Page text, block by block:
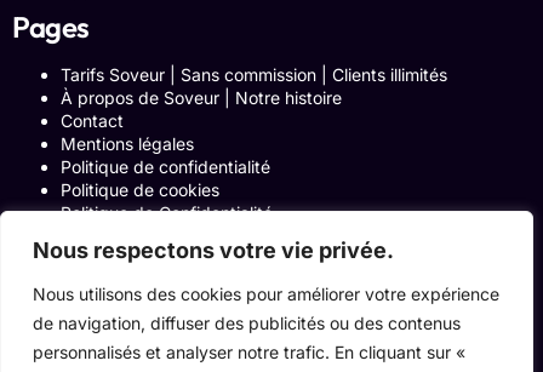
Nous respectons votre vie privée.
Nous utilisons des cookies pour améliorer votre expérience
de navigation, diffuser des publicités ou des contenus
personnalisés et analyser notre trafic. En cliquant sur «
Pages
Tarifs Soveur | Sans commission | Clients illimités
À propos de Soveur | Notre histoire
Contact
Mentions légales
Politique de confidentialité
Politique de cookies
Politique de Confidentialité
Blog
Programme Affiliation
Conditions générales d’utilisation
ACCUEIL